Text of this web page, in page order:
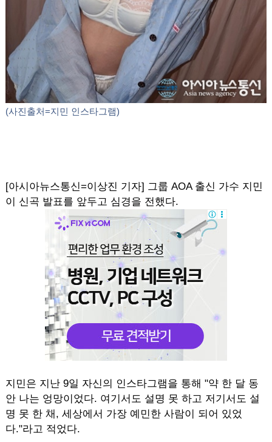
(사진출처=지민 인스타그램)
[아시아뉴스통신=이상진 기자] 그룹 AOA 출신 가수 지민
이 신곡 발표를 앞두고 심경을 전했다.
지민은 지난 9일 자신의 인스타그램을 통해 "약 한 달 동
안 나는 엉망이었다. 여기서도 설명 못 하고 저기서도 설
명 못 한 채, 세상에서 가장 예민한 사람이 되어 있었
다."라고 적었다.